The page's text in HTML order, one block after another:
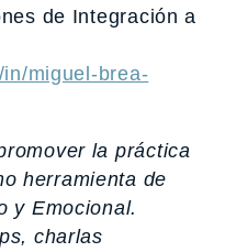
de Integración a
miguel-brea-
la práctica
herramienta de
y Emocional.
charlas